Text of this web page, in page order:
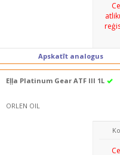
Apskatīt analogus
Eļļa Platinum Gear ATF III 1L
ORLEN OIL